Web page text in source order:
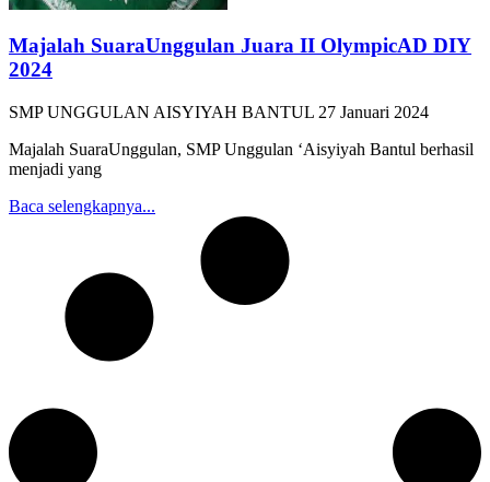
Majalah SuaraUnggulan Juara II OlympicAD DIY
2024
SMP UNGGULAN AISYIYAH BANTUL 27 Januari 2024
Majalah SuaraUnggulan, SMP Unggulan ‘Aisyiyah Bantul berhasil
menjadi yang
Baca selengkapnya...